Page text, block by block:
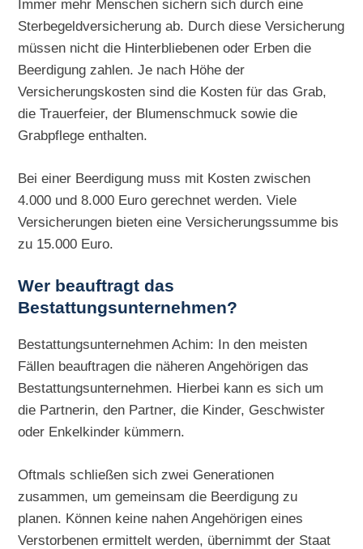
Immer mehr Menschen sichern sich durch eine
Sterbegeldversicherung ab. Durch diese Versicherung
müssen nicht die Hinterbliebenen oder Erben die
Beerdigung zahlen. Je nach Höhe der
Versicherungskosten sind die Kosten für das Grab,
die Trauerfeier, der Blumenschmuck sowie die
Grabpflege enthalten.
Bei einer Beerdigung muss mit Kosten zwischen
4.000 und 8.000 Euro gerechnet werden. Viele
Versicherungen bieten eine Versicherungssumme bis
zu 15.000 Euro.
Wer beauftragt das
Bestattungsunternehmen?
Bestattungsunternehmen Achim: In den meisten
Fällen beauftragen die näheren Angehörigen das
Bestattungsunternehmen. Hierbei kann es sich um
die Partnerin, den Partner, die Kinder, Geschwister
oder Enkelkinder kümmern.
Oftmals schließen sich zwei Generationen
zusammen, um gemeinsam die Beerdigung zu
planen. Können keine nahen Angehörigen eines
Verstorbenen ermittelt werden, übernimmt der Staat